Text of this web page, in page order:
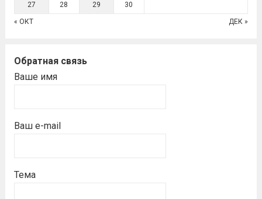
27 28 29 30
« ОКТ ДЕК »
Обратная связь
Ваше имя
Ваш e-mail
Тема